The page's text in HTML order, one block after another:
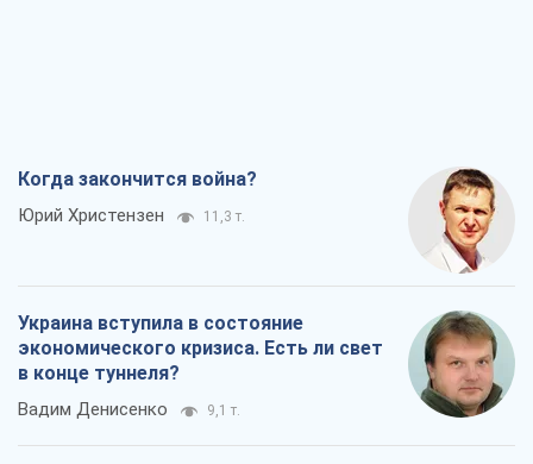
Когда закончится война?
Юрий Христензен 11,3 т.
Украина вступила в состояние
экономического кризиса. Есть ли свет
в конце туннеля?
Вадим Денисенко 9,1 т.